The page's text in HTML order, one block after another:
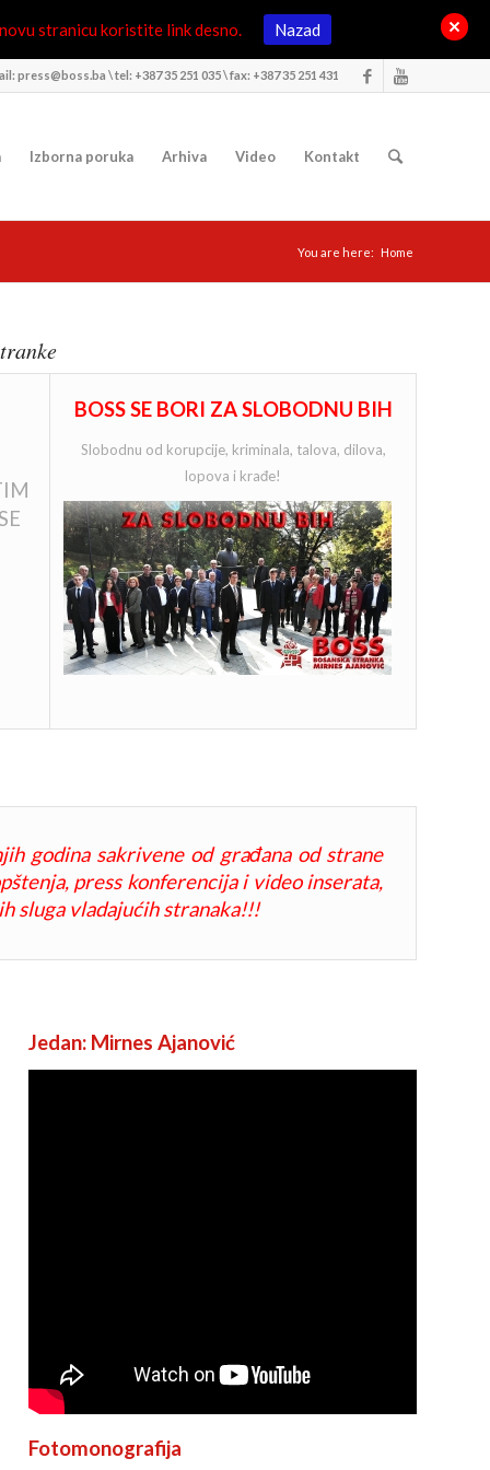
press@boss.ba \ tel: +387 35 251 035 \ fax: +387 35 251 431
Izborna poruka Arhiva Video Kontakt
You are here: Home
BOSS SE BORI ZA SLOBODNU BIH
Slobodnu od korupcije, kriminala, talova, dilova,
lopova i krađe!
godina sakrivene od građana od strane
press konferencija i video inserata,
sluga vladajućih stranaka!!!
koaliciju SDP-SDA, može se odgovoriti na nemoralnu politiku
ugrožavaju egzistenciju, zdravlje i živote građana zbog vlastitih
Ajanović.
Jedan: Mirnes Ajanović
Fotomonografija
stranicu koristite link desno. Nazad